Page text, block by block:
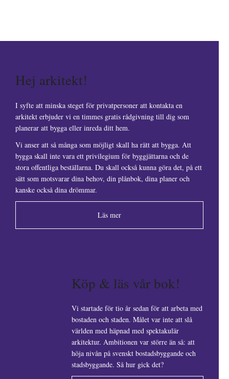
Hej arkitekt!
I syfte att minska steget för privatpersoner att kontakta en
arkitekt erbjuder vi en timmes gratis rådgivning till dig som
planerar att bygga eller inreda ditt hem.
Vi anser att så många som möjligt skall ha rätt att bygga. Att
bygga skall inte vara ett privilegium för byggjättarna och de
stora offentliga beställarna. Du skall också kunna göra det, på ett
sätt som motsvarar dina behov, din plånbok, dina planer och
kanske också dina drömmar.
Läs mer
Köp & läs vår bok!
Vi startade för tio år sedan för att arbeta med
bostaden och staden. Målet var inte att slå
världen med häpnad med spektakulär
arkitektur. Ambitionen var större än så: att
höja nivån på svenskt bostadsbyggande och
stadsbyggande. Så hur gick det?